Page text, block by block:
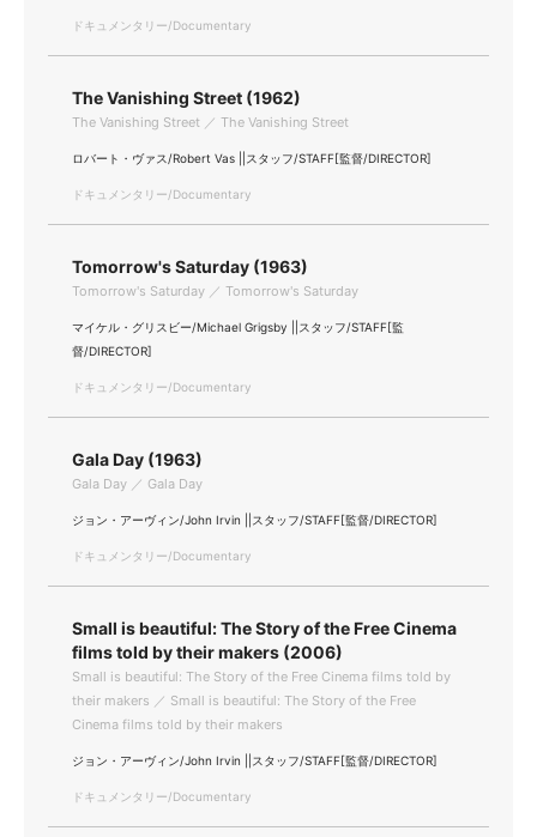
ドキュメンタリー/Documentary
The Vanishing Street (1962)
The Vanishing Street ／ The Vanishing Street
ロバート・ヴァス/Robert Vas ||スタッフ/STAFF[監督/DIRECTOR]
ドキュメンタリー/Documentary
Tomorrow's Saturday (1963)
Tomorrow's Saturday ／ Tomorrow's Saturday
マイケル・グリスビー/Michael Grigsby ||スタッフ/STAFF[監
督/DIRECTOR]
ドキュメンタリー/Documentary
Gala Day (1963)
Gala Day ／ Gala Day
ジョン・アーヴィン/John Irvin ||スタッフ/STAFF[監督/DIRECTOR]
ドキュメンタリー/Documentary
Small is beautiful: The Story of the Free Cinema
films told by their makers (2006)
Small is beautiful: The Story of the Free Cinema films told by
their makers ／ Small is beautiful: The Story of the Free
Cinema films told by their makers
ジョン・アーヴィン/John Irvin ||スタッフ/STAFF[監督/DIRECTOR]
ドキュメンタリー/Documentary